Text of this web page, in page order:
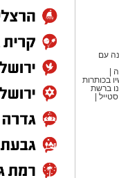
עם
בכותרות
ברשת
סטייל